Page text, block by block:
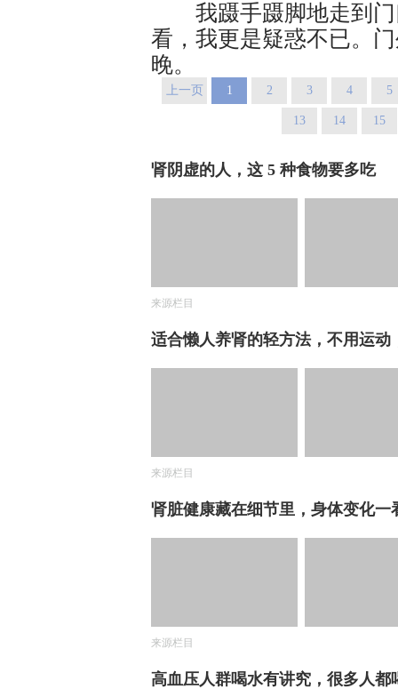
我蹑手蹑脚地走到门
看，我更是疑惑不已。
晚。​
上一页 1 2 3 4 5
13 14 15
肾阴虚的人，这 5 种食物要多吃
来源栏目
适合懒人养肾的轻方法，不用运动
来源栏目
肾脏健康藏在细节里，身体变化一
来源栏目
高血压人群喝水有讲究，很多人都